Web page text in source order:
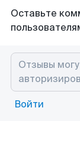
Оставьте
Войти